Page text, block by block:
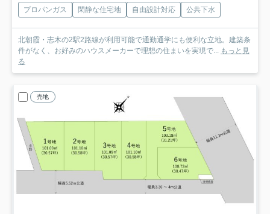
プロパンガス 閑静な住宅地 自由設計対応 公共下水
北朝霞・志木の2駅2路線が利用可能で通勤通学にも便利な立地。建築条
件がなく、お好みのハウスメーカーで理想の住まいを実現で... もっと見
る
売地